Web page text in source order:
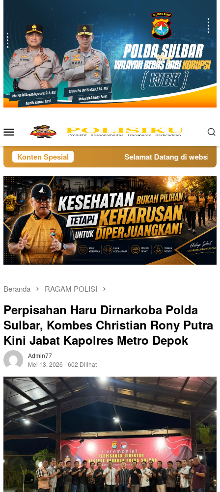
Menu
Mobile
Konten Spesial Selamat Datang di website
Beranda RAGAM POLISI
Perpisahan Haru Dirnarkoba Polda
Sulbar, Kombes Christian Rony Putra
Kini Jabat Kapolres Metro Depok
Admin77
Mei 13, 2026
602 Dilihat